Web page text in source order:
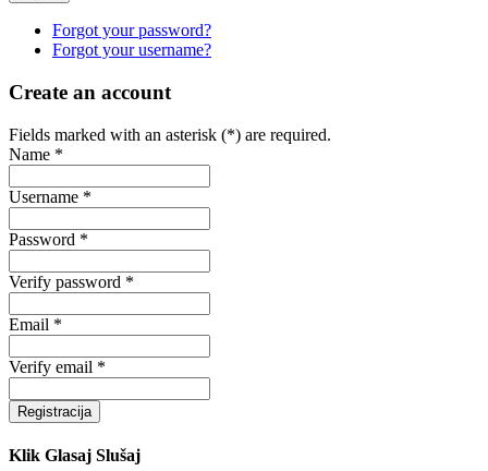
Forgot your password?
Forgot your username?
Create an account
Fields marked with an asterisk (*) are required.
Name *
Username *
Password *
Verify password *
Email *
Verify email *
Registracija
Klik Glasaj Slušaj